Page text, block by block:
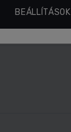
kincsek
BEÁLLÍTÁSOK